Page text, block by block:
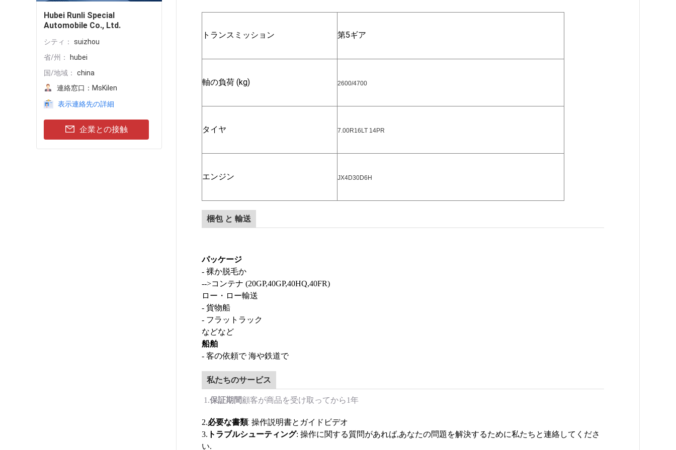
Hubei Runli Special
Automobile Co., Ltd.
シティ：
suizhou
省/州：
hubei
国/地域：
china
連絡窓口： MsKilen
表示連絡先の詳細
企業との接触
トランスミッション 第5ギア
軸の負荷 (kg) 2600/4700
タイヤ 7.00R16LT 14PR
エンジン JX4D30D6H
梱包 と 輸送
パッケージ
- 裸か脱毛か
-->コンテナ (20GP,40GP,40HQ,40FR)
ロー・ロー輸送
- 貨物船
- フラットラック
などなど
船舶
- 客の依頼で 海や鉄道で
私たちのサービス
1.保証期間顧客が商品を受け取ってから1年
2.必要な書類: 操作説明書とガイドビデオ
3. トラブルシューティング: 操作に関する質問があれば,あなたの問題を解決するために私たちと連絡してくださ
い.